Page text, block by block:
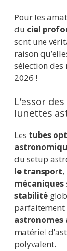
Pour les
du ciel
sont une
raison
sélection des
2026 !
L’essor
lunettes
Les tubes
du setup
le transport,
mécaniques
stabilité
parfaitement
astronomes
matériel
polyvalent.